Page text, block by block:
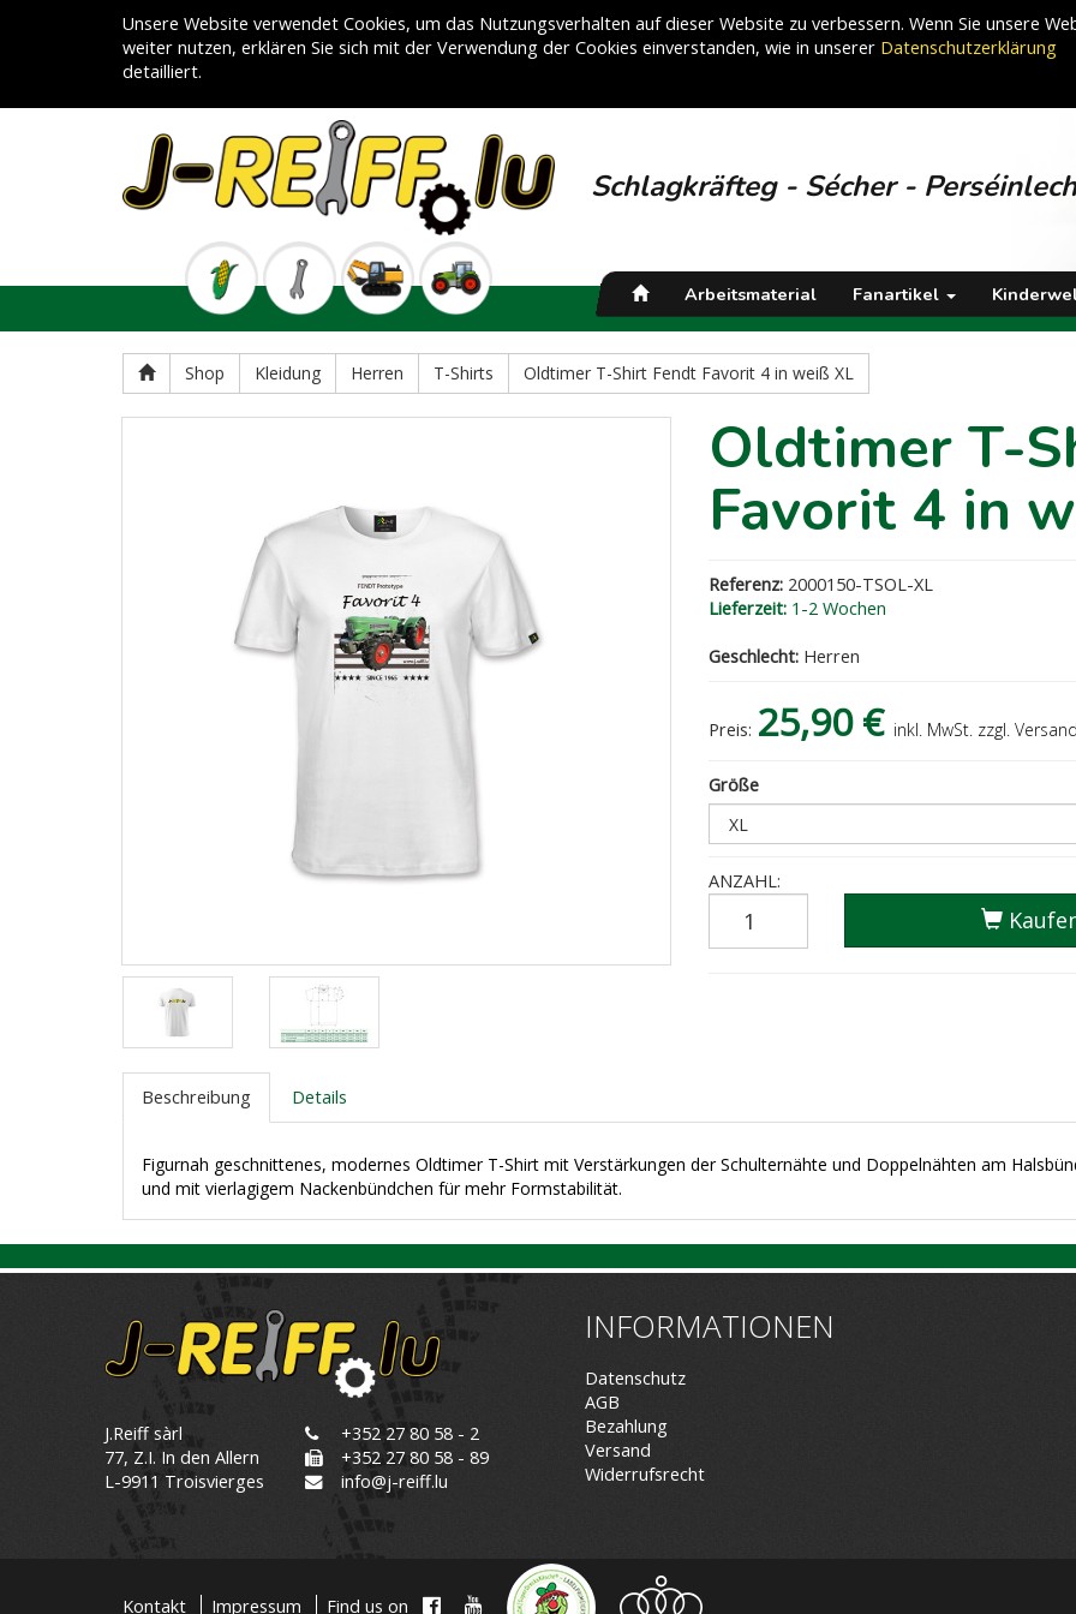
Unsere Website verwendet Cookies, um das Nutzungsverhalten auf dieser Website zu verbessern. Wenn Sie unsere
weiter nutzen, erklären Sie sich mit der Verwendung der Cookies einverstanden, wie in unserer Datenschutzerklärung
detailliert.
Schlagkräfteg - Sécher - Perséinlech
Arbeitsmaterial Fanartikel
Shop Kleidung Herren T-Shirts Oldtimer T-Shirt Fendt Favorit 4 in weiß XL
Oldtimer T-
Favorit 4 in
Referenz:2000150-TSOL-XL
Lieferzeit:1-2 Wochen
Geschlecht:Herren
Preis: 25,90 € inkl. MwSt. zzgl. Versand
Größe
ANZAHL:
Beschreibung Details
Figurnah geschnittenes, modernes Oldtimer T-Shirt mit Verstärkungen der Schulternähte und Doppelnähten am
und mit vierlagigem Nackenbündchen für mehr Formstabilität.
J.Reiff sàrl
77, Z.I. In den Allern
L-9911 Troisvierges
+352 27 80 58 - 2
+352 27 80 58 - 89
info@j-reiff.lu
INFORMATIONEN
Datenschutz
AGB
Bezahlung
Versand
Widerrufsrecht
Kontakt Impressum Find us on